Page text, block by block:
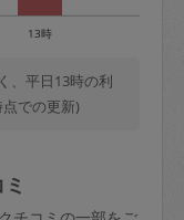
13時
、平日13時の利
での更新)